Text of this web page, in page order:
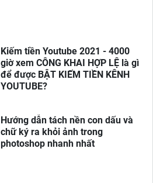
Kiếm tiền Youtube 2021 - 4000
giờ xem CÔNG KHAI HỢP LỆ là gì
để được BẬT KIẾM TIỀN KÊNH
YOUTUBE?
Hướng dẫn tách nền con dấu và
chữ ký ra khỏi ảnh trong
photoshop nhanh nhất